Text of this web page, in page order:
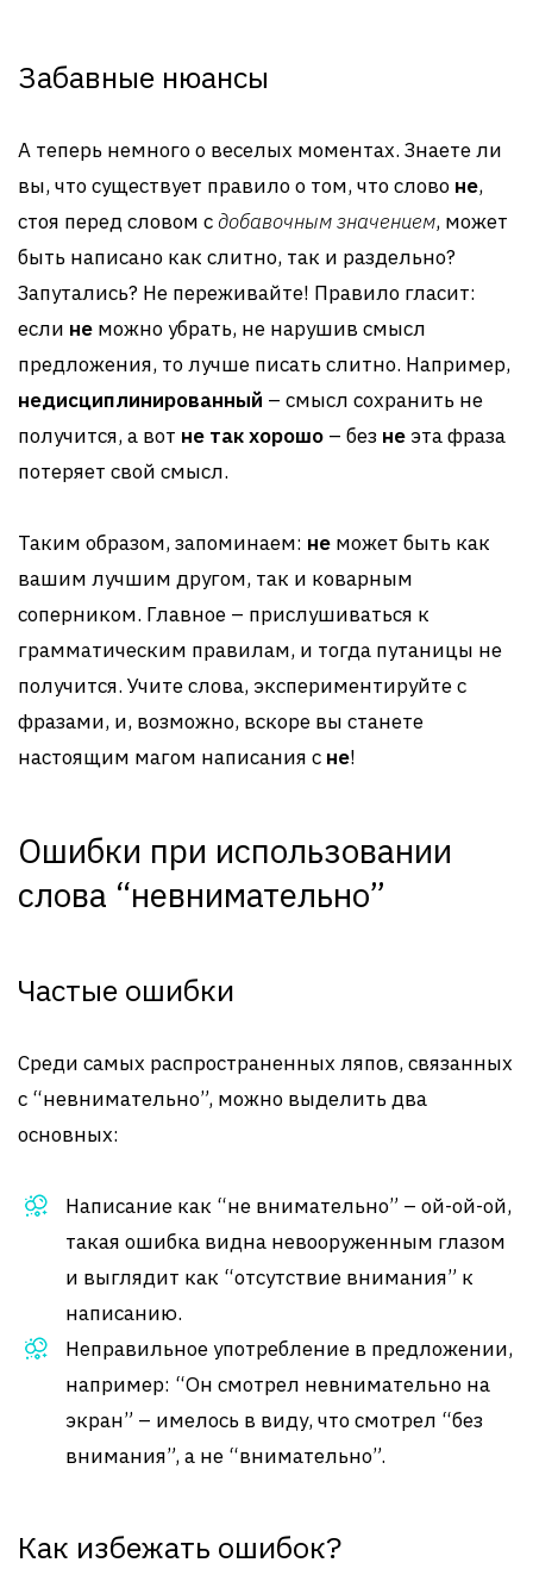
Забавные нюансы
А теперь немного о веселых моментах. Знаете ли
вы, что существует правило о том, что слово не,
стоя перед словом с добавочным значением, может
быть написано как слитно, так и раздельно?
Запутались? Не переживайте! Правило гласит:
если не можно убрать, не нарушив смысл
предложения, то лучше писать слитно. Например,
недисциплинированный – смысл сохранить не
получится, а вот не так хорошо – без не эта фраза
потеряет свой смысл.
Таким образом, запоминаем: не может быть как
вашим лучшим другом, так и коварным
соперником. Главное – прислушиваться к
грамматическим правилам, и тогда путаницы не
получится. Учите слова, экспериментируйте с
фразами, и, возможно, вскоре вы станете
настоящим магом написания с не!
Ошибки при использовании
слова “невнимательно”
Частые ошибки
Среди самых распространенных ляпов, связанных
с “невнимательно”, можно выделить два
основных:
Написание как “не внимательно” – ой-ой-ой,
такая ошибка видна невооруженным глазом
и выглядит как “отсутствие внимания” к
написанию.
Неправильное употребление в предложении,
например: “Он смотрел невнимательно на
экран” – имелось в виду, что смотрел “без
внимания”, а не “внимательно”.
Как избежать ошибок?